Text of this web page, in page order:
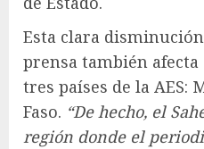
Esta clara
prensa también
tres países de la AES:
Faso. “De hecho, el
región donde el